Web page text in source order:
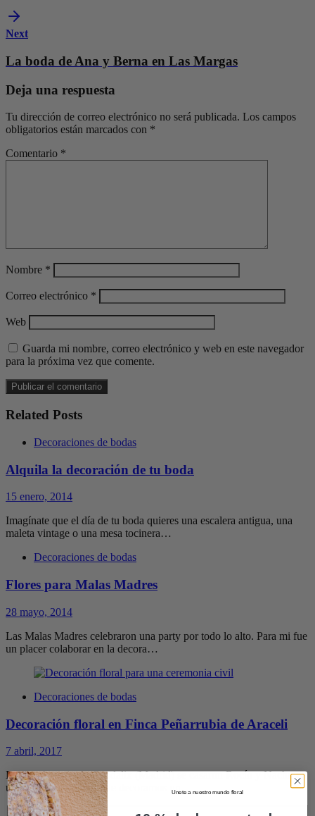
Next
La boda de Ana y Berna en Las Margas
Deja una respuesta
Tu dirección de correo electrónico no será publicada. Los campos
obligatorios están marcados con *
Comentario *
Nombre *
Correo electrónico *
Web
Guarda mi nombre, correo electrónico y web en este navegador
para la próxima vez que comente.
Related Posts
Decoraciones de bodas
Alquila la decoración de tu boda
15 enero, 2014
Imagínate que el día de tu boda quieres una escalera antigua, una
maleta vintage o una mesa tocinera…
Decoraciones de bodas
Flores para Malas Madres
28 mayo, 2014
Las Malas Madres celebraron una party por todo lo alto. Para mi fue
un placer colaborar en la decora…
Decoraciones de bodas
Decoración floral en Finca Peñarrubia de Araceli
7 abril, 2017
En San Agustin de Guadalix (Madrid) se casaron Rocío y Nacho en
una boda preciosa donde decoramos un…Unete a nuestro mundo floral